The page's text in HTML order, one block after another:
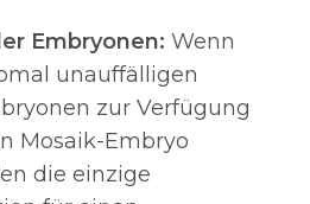
Embryonen: Wenn
unauffälligen
zur Verfügung
Mosaik-Embryo
die einzige